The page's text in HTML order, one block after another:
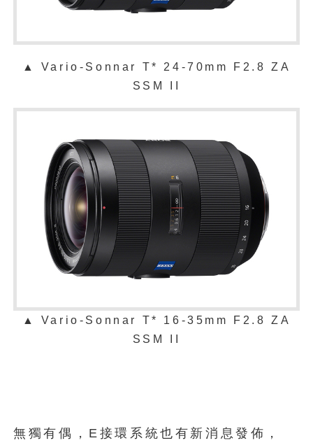
▲ Vario-Sonnar T* 24-70mm F2.8 ZA
SSM II
▲ Vario-Sonnar T* 16-35mm F2.8 ZA
SSM II
無獨有偶，E接環系統也有新消息發佈，